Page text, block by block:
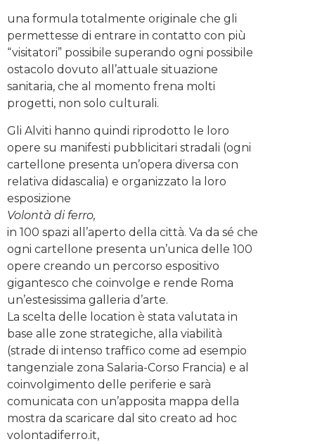
una formula totalmente originale che gli
permettesse di entrare in contatto con più
“visitatori” possibile superando ogni possibile
ostacolo dovuto all’attuale situazione
sanitaria, che al momento frena molti
progetti, non solo culturali.
Gli Alviti hanno quindi riprodotto le loro
opere su manifesti pubblicitari stradali (ogni
cartellone presenta un’opera diversa con
relativa didascalia) e organizzato la loro
esposizione
Volontà di ferro,
in 100 spazi all’aperto della città. Va da sé che
ogni cartellone presenta un’unica delle 100
opere creando un percorso espositivo
gigantesco che coinvolge e rende Roma
un’estesissima galleria d’arte.
La scelta delle location è stata valutata in
base alle zone strategiche, alla viabilità
(strade di intenso traffico come ad esempio
tangenziale zona Salaria-Corso Francia) e al
coinvolgimento delle periferie e sarà
comunicata con un’apposita mappa della
mostra da scaricare dal sito creato ad hoc
volontadiferro.it,